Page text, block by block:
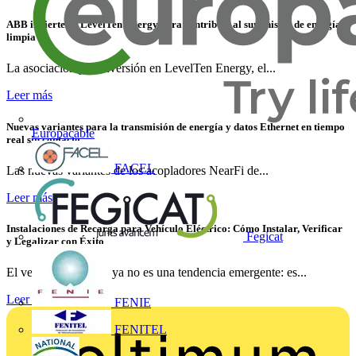
Europacable
FACEL
Fegicat
FENIE
FENITEL
ABB invierte en LevelTen Energy para contribuir al suministro de energía
limpia
La asociación y la inversión en LevelTen Energy, el...
Leer más
Nuevas variantes para la transmisión de energía y datos Ethernet en tiempo
real sin contacto
Las nuevas variantes de los acopladores NearFi de...
Leer más
Instalaciones de Recarga para Vehículo Eléctrico: Cómo Instalar, Verificar
y Legalizar con Éxito
El vehículo eléctrico ya no es una tendencia emergente: es...
Leer más